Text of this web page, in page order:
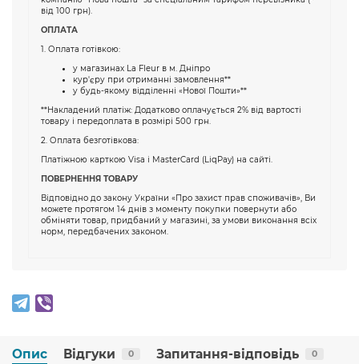
від 100 грн).
ОПЛАТА
1. Оплата готівкою:
у магазинах La Fleur в м. Дніпро
кур'єру при отриманні замовлення**
у будь-якому відділенні «Нової Пошти»**
**Накладений платіж: Додатково оплачується 2% від вартості
товару і передоплата в розмірі 500 грн.
2. Оплата безготівкова:
Платіжною карткою Visa і MasterCard (LiqPay) на сайті.
ПОВЕРНЕННЯ ТОВАРУ
Відповідно до закону України «Про захист прав споживачів», Ви
можете протягом 14 днів з моменту покупки повернути або
обміняти товар, придбаний у магазині, за умови виконання всіх
норм, передбачених законом.
Опис Відгуки 0 Запитання-відповідь 0